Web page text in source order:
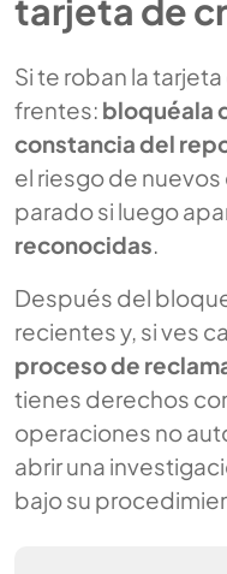
tarjeta de
Si te roban la
frentes: bloquéala
constancia del
el riesgo de
parado si luego
reconocidas.
Después del
recientes y, si ves
proceso de
tienes derechos
operaciones no
abrir una
bajo su